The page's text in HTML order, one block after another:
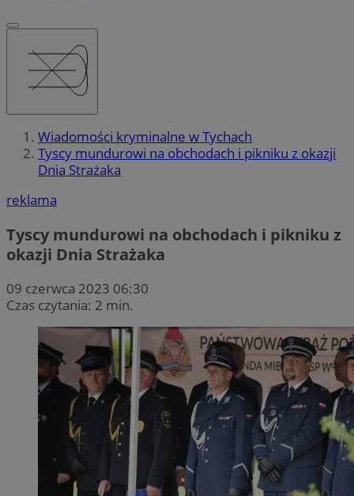
Wiadomości kryminalne w Tychach
Tyscy mundurowi na obchodach i pikniku z okazji
Dnia Strażaka
reklama
Tyscy mundurowi na obchodach i pikniku z
okazji Dnia Strażaka
09 czerwca 2023 06:30
Czas czytania: 2 min.